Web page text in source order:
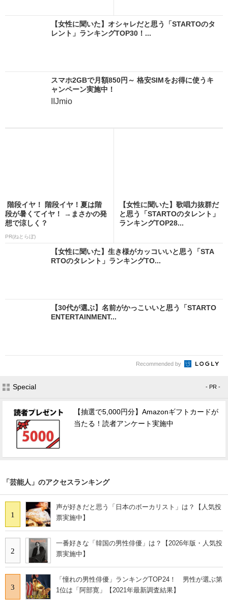
【女性に聞いた】オシャレだと思う「STARTOのタ
レント」ランキングTOP30！...
スマホ2GBで月額850円～ 格安SIMをお得に使うキ
ャンペーン実施中！
IIJmio
階段イヤ！ 階段イヤ！夏は階
段が暑くてイヤ！ →まさかの発
想で涼しく？
PR(ねとらぼ)
【女性に聞いた】歌唱力抜群だ
と思う「STARTOのタレント」
ランキングTOP28...
【女性に聞いた】生き様がカッコいいと思う「STA
RTOのタレント」ランキングTO...
【30代が選ぶ】名前がかっこいいと思う「STARTO
ENTERTAINMENT...
Recommended by
Special - PR -
【抽選で5,000円分】Amazonギフトカードが
当たる！読者アンケート実施中
「芸能人」のアクセスランキング
1
声が好きだと思う「日本のボーカリスト」は？【人気投
票実施中】
2
一番好きな「韓国の男性俳優」は？【2026年版・人気投
票実施中】
3
「憧れの男性俳優」ランキングTOP24！ 男性が選ぶ第
1位は「阿部寛」【2021年最新調査結果】